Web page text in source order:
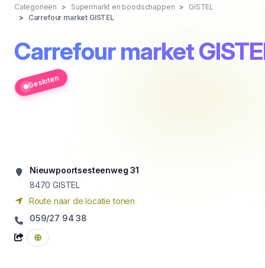
Categorieën Supermarkt en boodschappen
GISTEL
Carrefour market GISTEL
Carrefour market
Gesloten
Nieuwpoortsesteenweg 31
8470 GISTEL
Route naar de locatie tonen
059/27 94 38